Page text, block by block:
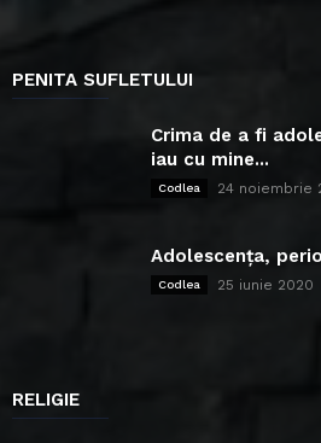
PENITA SUFLETULUI
Crima de a fi
iau cu mine...
Codlea 24 noiembrie
Adolescența,
Codlea 25 iunie 2020
RELIGIE